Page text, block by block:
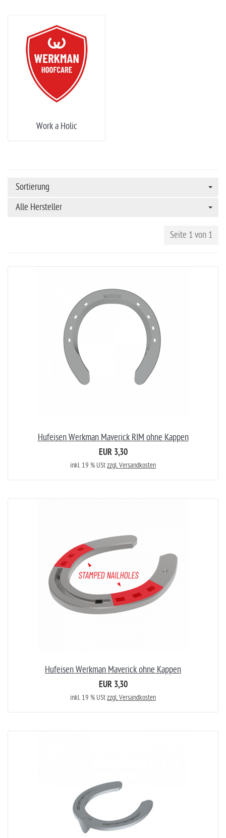
Work a Holic
Sortierung
Alle Hersteller
Seite 1 von 1
Hufeisen Werkman Maverick RIM ohne Kappen
EUR 3,30
inkl. 19 % UStzzgl. Versandkosten
Hufeisen Werkman Maverick ohne Kappen
EUR 3,30
inkl. 19 % UStzzgl. Versandkosten